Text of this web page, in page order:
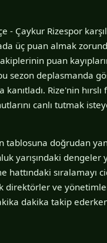
- Çaykur Rizespor
üç puan almak
puan
sezon deplasmanda
Rize'nin hırslı
canlı tutmak
doğrudan
yarışındaki
sıralamayı
ve
dakika takip